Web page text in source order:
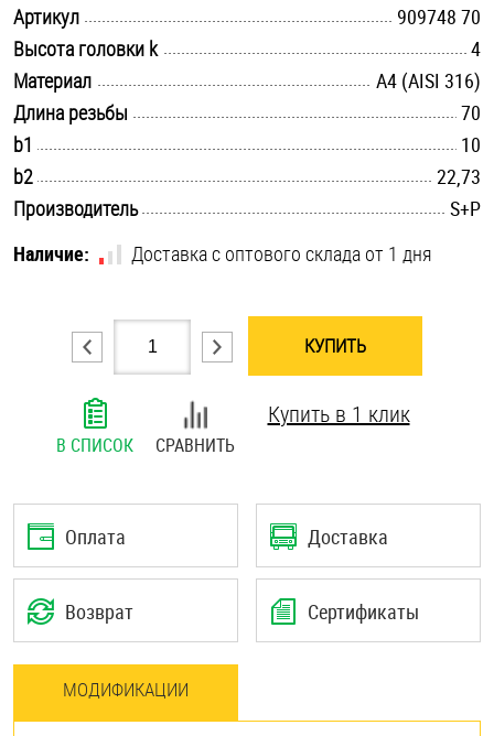
Такелаж
Хомуты
Шпильки
Шплинты
Артикул
909748 70
Высота головки k
4
Материал
A4 (AISI 316)
Длина резьбы
70
b1
10
b2
22,73
Производитель
S+P
Наличие:
Доставка с оптового склада от 1 дня
КУПИТЬ
В СПИСОК СРАВНИТЬ
Купить в 1 клик
Оплата Доставка
Возврат Сертификаты
МОДИФИКАЦИИ